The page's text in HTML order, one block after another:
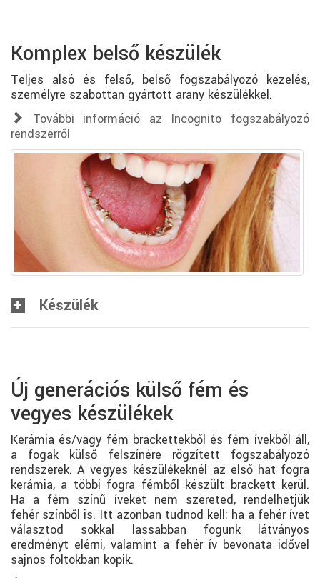
Komplex belső készülék
Teljes alsó és felső, belső fogszabályozó kezelés,
személyre szabottan gyártott arany készülékkel.
További információ az Incognito fogszabályozó
rendszerről
Készülék
Új generációs külső fém és
vegyes készülékek
Kerámia és/vagy fém brackettekből és fém ívekből áll,
a fogak külső felszínére rögzített fogszabályozó
rendszerek. A vegyes készülékeknél az első hat fogra
kerámia, a többi fogra fémből készült brackett kerül.
Ha a fém színű íveket nem szereted, rendelhetjük
fehér színből is. Itt azonban tudnod kell: ha a fehér ívet
választod sokkal lassabban fogunk látványos
eredményt elérni, valamint a fehér ív bevonata idővel
sajnos foltokban kopik.